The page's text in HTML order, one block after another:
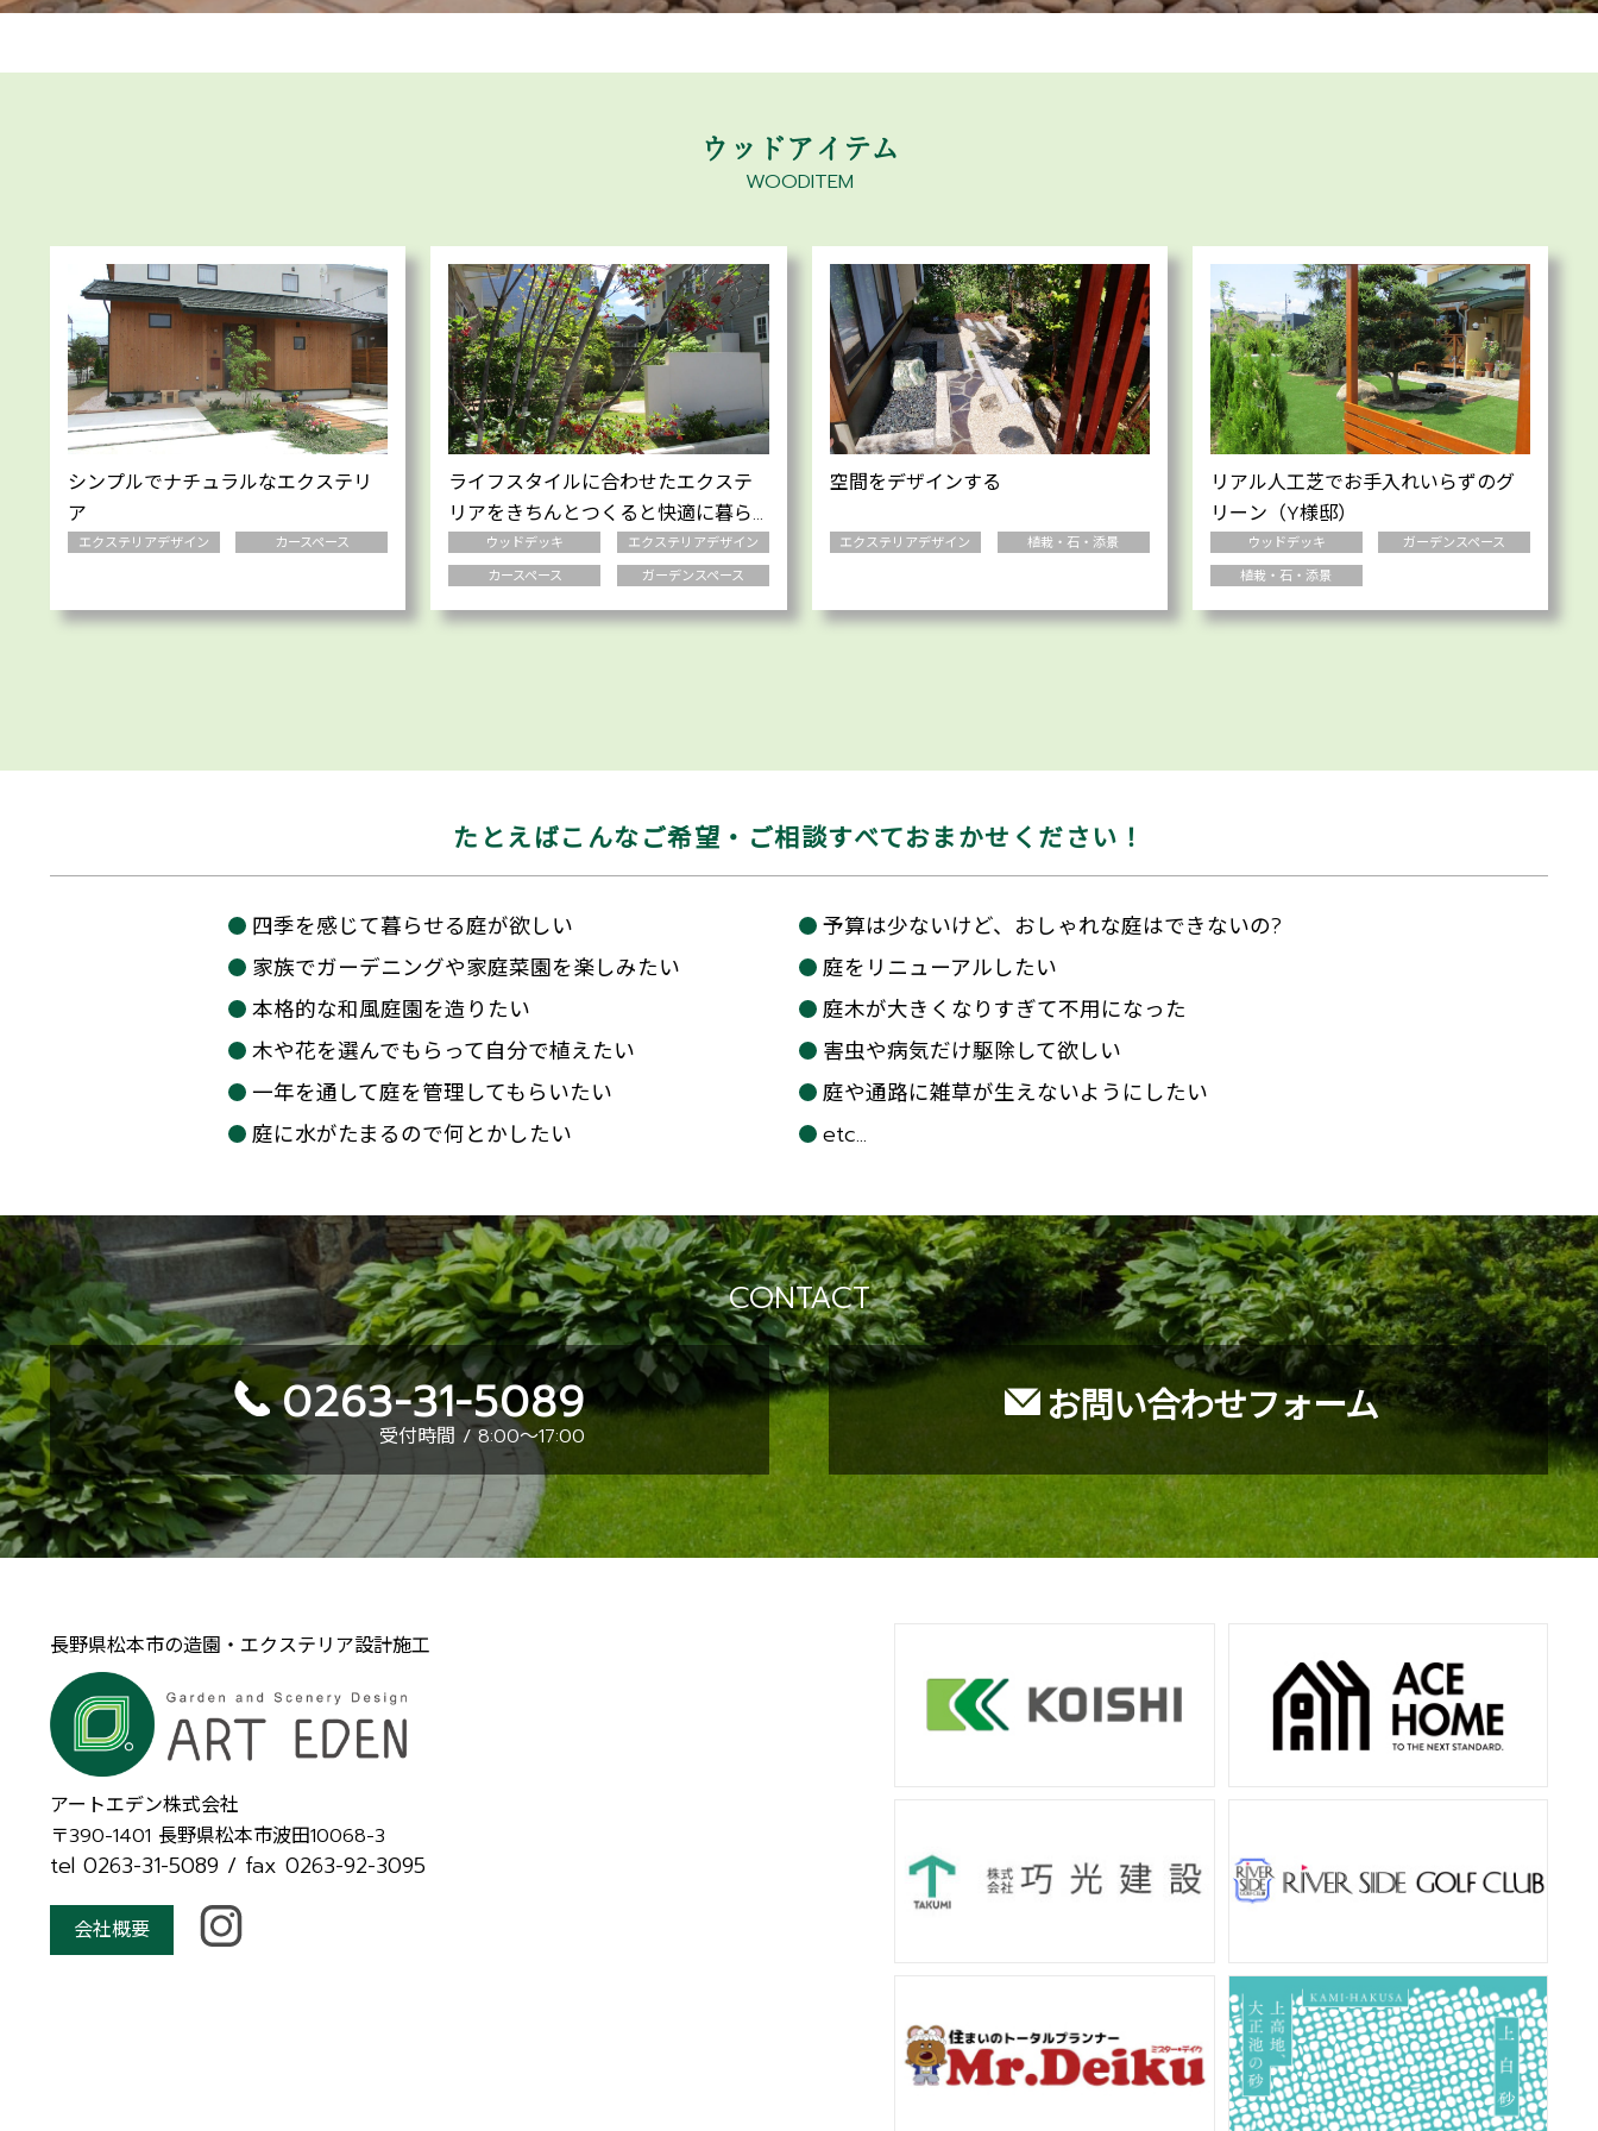
ウッドアイテム
WOODITEM
シンプルでナチュラルなエクステリ
ア
エクステリアデザイン カースペース
ライフスタイルに合わせたエクステ
リアをきちんとつくると快適に暮ら
せます！
ウッドデッキ
エクステリアデザイン
カースペース
ガーデンスペース
空間をデザインする
エクステリアデザイン 植栽・石・添景
リアル人工芝でお手入れいらずのグ
リーン（Y様邸）
ウッドデッキ
ガーデンスペース
植栽・石・添景
たとえばこんなご希望・ ご相談すべておまかせください！
四季を感じて暮らせる庭が欲しい
予算は少ないけど、おしゃれな庭はできないの?
家族でガーデニングや家庭菜園を楽しみたい
庭をリニューアルしたい
本格的な和風庭園を造りたい
庭木が大きくなりすぎて不用になった
木や花を選んでもらって自分で植えたい
害虫や病気だけ駆除して欲しい
一年を通して庭を管理してもらいたい
庭や通路に雑草が生えないようにしたい
庭に水がたまるので何とかしたい
etc...
CONTACT
0263-31-5089
受付時間 / 8:00～17:00
お問い合わせフォーム
長野県松本市の造園・エクステリア設計施工
アートエデン株式会社
〒390-1401 長野県松本市波田10068-3
tel 0263-31-5089 / fax 0263-92-3095
会社概要